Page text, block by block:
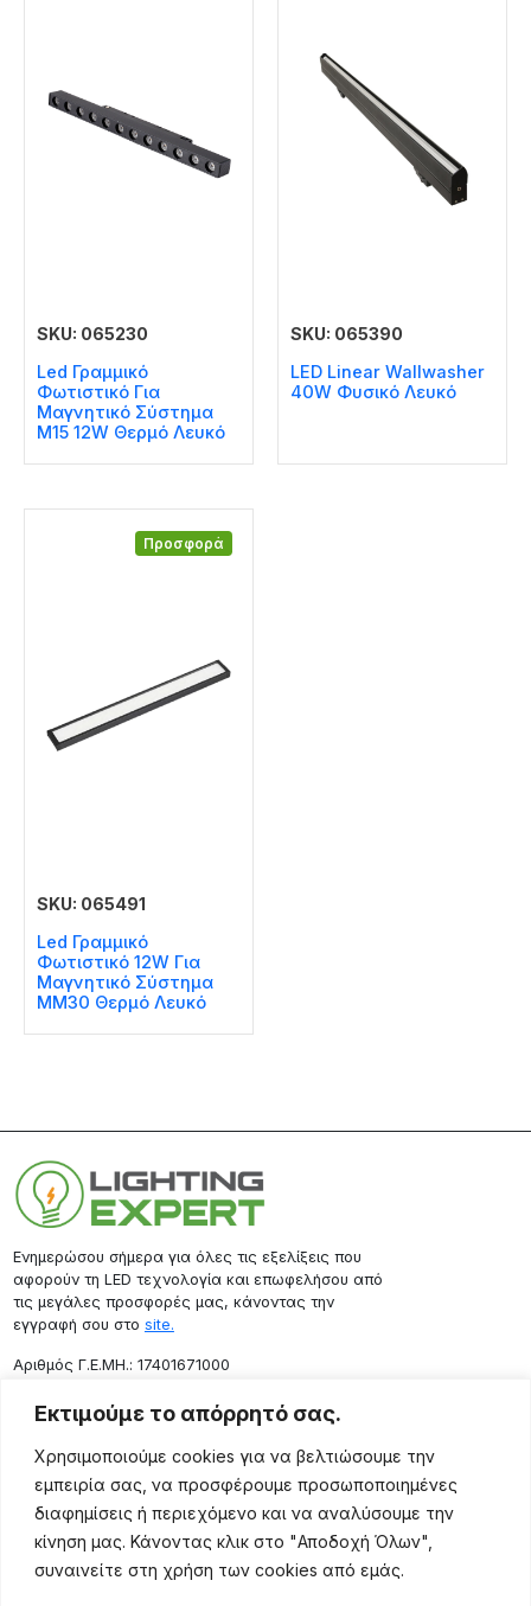
Εκτιμούμε το απόρρητό σας.
Χρησιμοποιούμε cookies για να βελτιώσουμε την
εμπειρία σας, να προσφέρουμε προσωποποιημένες
διαφημίσεις ή περιεχόμενο και να αναλύσουμε την
κίνηση μας. Κάνοντας κλικ στο "Αποδοχή Όλων",
συναινείτε στη χρήση των cookies από εμάς.
SKU: 065230
Led Γραμμικό
Φωτιστικό Για
Μαγνητικό Σύστημα
Μ15 12W Θερμό Λευκό
SKU: 065390
LED Linear Wallwasher
40W Φυσικό Λευκό
Προσφορά
SKU: 065491
Led Γραμμικό
Φωτιστικό 12W Για
Μαγνητικό Σύστημα
MM30 Θερμό Λευκό
Ενημερώσου σήμερα για όλες τις εξελίξεις που
αφορούν τη LED τεχνολογία και επωφελήσου από
τις μεγάλες προσφορές μας, κάνοντας την
εγγραφή σου στο site.
Aριθμός Γ.Ε.ΜΗ.: 17401671000
Επικοινωνία
Ρόδου 133, Αθήνα 10443
(+30) 211 725 5427
sales@lightingexpert.gr